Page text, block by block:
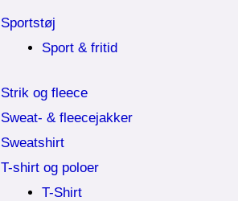
Sportstøj
Sport & fritid
Strik og fleece
Sweat- & fleecejakker
Sweatshirt
T-shirt og poloer
T-Shirt